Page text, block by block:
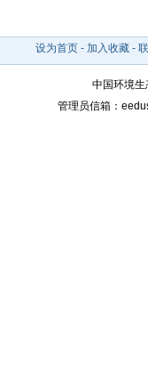
设为首页 - 加入收藏 -
中国环境
管理员信箱：